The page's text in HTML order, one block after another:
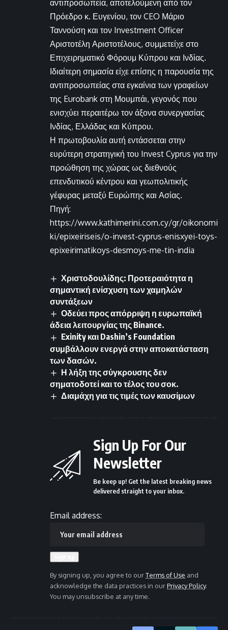
αντιπροσωπεία, αποτελούμενη από τον
Πρόεδρο κ. Ευγενίου, τον CEO Μάριο
Ταννούση και τον Investment Officer
Αριστοτέλη Αριστοτέλους, συμμετείχε στο
Επιχειρηματικό Φόρουμ Κύπρου και Ινδίας.
Ιδιαίτερη σημασία είχε επίσης η παρουσία της
αντιπροσωπείας στα εγκαίνια των γραφείων
της Eurobank στη Μουμπάι, γεγονός που
ενισχύει περαιτέρω τον άξονα συνεργασίας
Ινδίας, Ελλάδας και Κύπρου.
Η πρωτοβουλία αυτή εντάσσεται στην
ευρύτερη στρατηγική του Invest Cyprus για την
προώθηση της χώρας ως διεθνούς
επενδυτικού κέντρου και γεωπολιτικής
γέφυρας μεταξύ Ευρώπης και Ασίας.
Πηγή:
https://www.kathimerini.com.cy/gr/oikonomi
ki/epixeiriseis/o-invest-cyprus-enisxyei-toys-
epixeirimatikoys-desmoys-me-tin-india
Χριστοδουλίδης: Προτεραιότητα η
σημαντική ενίσχυση των χαμηλών
συντάξεων
Οδεύει προς απόρριψη η ευρωπαϊκή
άδεια λειτουργίας της Binance.
Exinity και Dashin’s Foundation
συμβάλλουν ενεργά στην αποκατάσταση
των δασών.
Η λήξη της σύγκρουσης δεν
σηματοδοτεί και το τέλος του σοκ.
Διαμάχη για τις τιμές των καυσίμων
Sign Up For Our
Newsletter
Be keep up! Get the latest breaking news
delivered straight to your inbox.
Email address:
By signing up, you agree to ourTerms of Use and
acknowledge the data practices in ourPrivacy Policy.
You may unsubscribe at any time.